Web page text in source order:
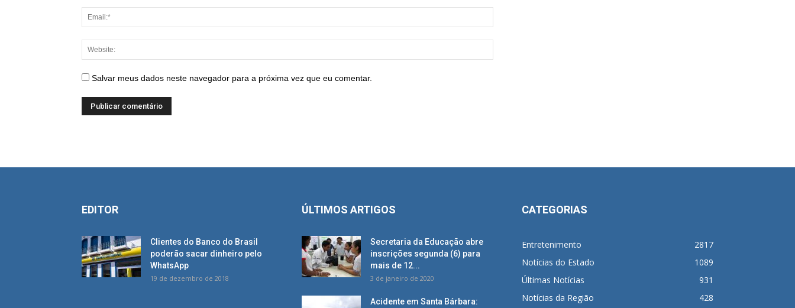
Salvar meus dados neste navegador para a próxima vez que eu comentar.
EDITOR
Clientes do Banco do Brasil
poderão sacar dinheiro pelo
WhatsApp
19 de dezembro de 2018
ÚLTIMOS ARTIGOS
Secretaria da Educação abre
inscrições segunda (6) para
mais de 12...
3 de janeiro de 2020
Acidente em Santa Bárbara:
CATEGORIAS
Entretenimento
2817
Notícias do Estado
1089
Últimas Notícias
931
Notícias da Região
428